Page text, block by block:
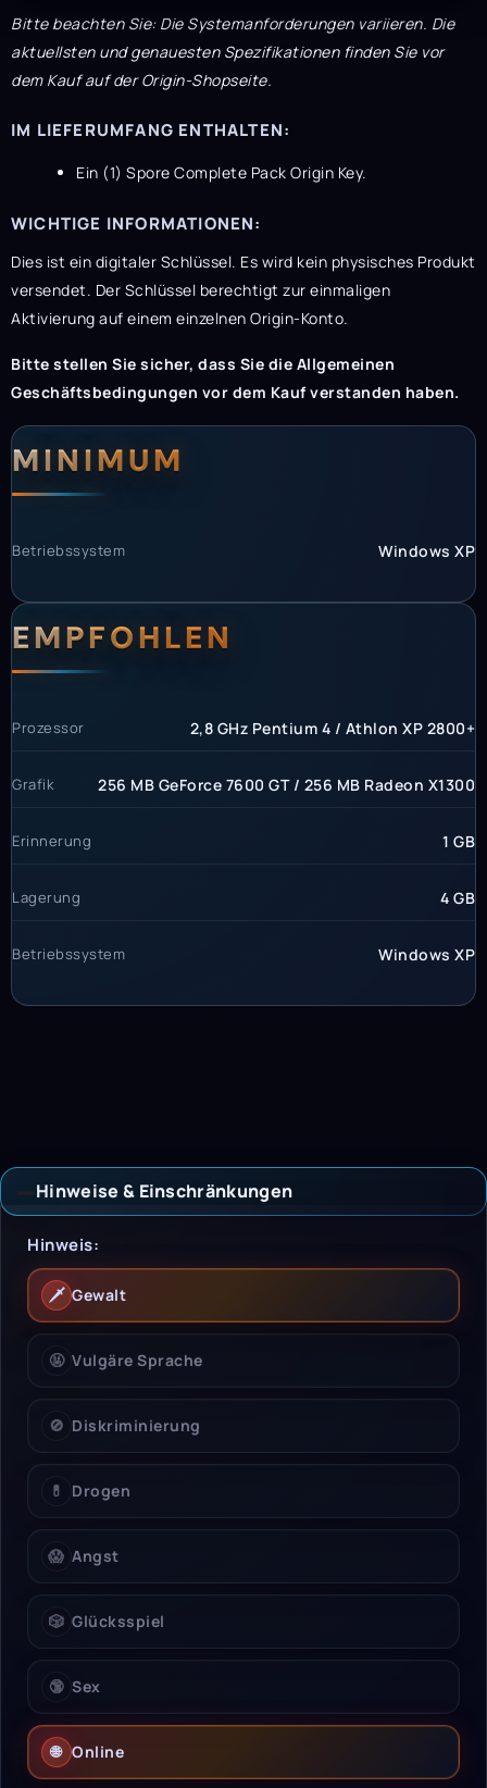
Bitte beachten Sie: Die Systemanforderungen variieren. Die
aktuellsten und genauesten Spezifikationen finden Sie vor
dem Kauf auf der Origin-Shopseite.
IM LIEFERUMFANG ENTHALTEN:
Ein (1) Spore Complete Pack Origin Key.
WICHTIGE INFORMATIONEN:
Dies ist ein digitaler Schlüssel. Es wird kein physisches Produkt
versendet. Der Schlüssel berechtigt zur einmaligen
Aktivierung auf einem einzelnen Origin-Konto.
Bitte stellen Sie sicher, dass Sie die Allgemeinen
Geschäftsbedingungen vor dem Kauf verstanden haben.
MINIMUM
Betriebssystem Windows XP
EMPFOHLEN
Prozessor 2,8 GHz Pentium 4 / Athlon XP 2800+
Grafik 256 MB GeForce 7600 GT / 256 MB Radeon X1300
Erinnerung 1 GB
Lagerung 4 GB
Betriebssystem Windows XP
Hinweise & Einschränkungen
Hinweise &
Hinweis:
🗡️ Gewalt
🤬 Vulgäre Sprache
🚫 Diskriminierung
💊 Drogen
😱 Angst
🎲 Glücksspiel
🔞 Sex
🌐 Online